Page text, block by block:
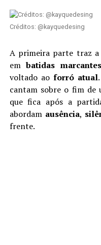
Créditos: @kayquedesing
A primeira parte traz
embatidas marcantes
voltado ao forró atual
cantam sobre o fim de
que fica após a
abordam ausência,
frente.